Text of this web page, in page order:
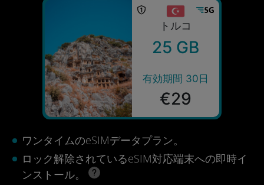
トルコ
25 GB
有効期間 30日
€29
ワンタイムのeSIMデータプラン。
ロック解除されているeSIM対応端末への即時イ
ンストール。